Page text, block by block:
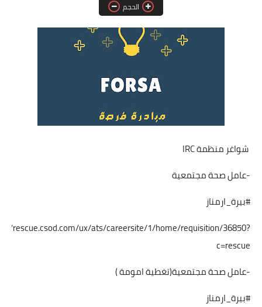
فرص عمل في العراق
فرص عمل في اليمن
دورات تدريبية
الحجم
شواغر منظمة IRC
-عامل صحة مجتمعية
#بيرة_ارمناز
rescue.csod.com/ux/ats/careersite/1/home/requisition/36850?
c=rescue
-عامل صحة مجتمعية(تغطية امومة )
#بيرة_ارمناز